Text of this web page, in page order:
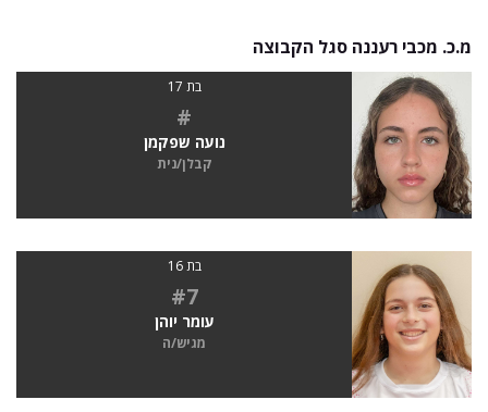
מ.כ. מכבי רעננה סגל הקבוצה
בת 17
#
נועה שפקמן
קבלן/נית
בת 16
#7
עומר יוהן
מגיש/ה